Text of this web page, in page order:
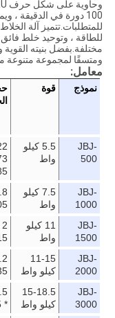
100 دورة في الدقيقة
للمتطلبات.تتميز آلة
للطاقة ، وتوحيد خلط فائق
مختلفة.بفضل بنيته
ومتسقًا لمجموعة متنوعة
معامل:
نموذج قوة
JBJ-
500
5.5 كيلو
واط
JBJ-
1000
7.5 كيلو
واط
JBJ-
1500
11 كيلو
واط
JBJ-
2000
11-15
كيلو واط
JBJ-
3000
15-18.5
كيلو واط
* 1.45